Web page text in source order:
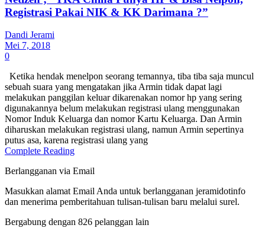
Registrasi Pakai NIK & KK Darimana ?”
Dandi Jerami
Mei 7, 2018
0
Ketika hendak menelpon seorang temannya, tiba tiba saja muncul
sebuah suara yang mengatakan jika Armin tidak dapat lagi
melakukan panggilan keluar dikarenakan nomor hp yang sering
digunakannya belum melakukan registrasi ulang menggunakan
Nomor Induk Keluarga dan nomor Kartu Keluarga. Dan Armin
diharuskan melakukan registrasi ulang, namun Armin sepertinya
putus asa, karena registrasi ulang yang
Complete Reading
Berlangganan via Email
Masukkan alamat Email Anda untuk berlangganan jeramidotinfo
dan menerima pemberitahuan tulisan-tulisan baru melalui surel.
Bergabung dengan 826 pelanggan lain